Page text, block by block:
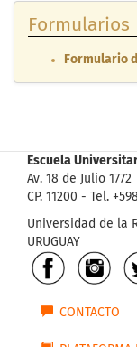
Formularios
Formulario
Escuela
Av. 18 de Julio 1772
CP. 11200 - Tel.
Universidad de la
URUGUAY
CONTACTO